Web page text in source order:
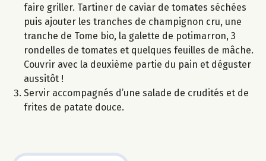
faire griller. Tartiner de caviar de tomates séchées
puis ajouter les tranches de champignon cru, une
tranche de Tome bio, la galette de potimarron, 3
rondelles de tomates et quelques feuilles de mâche.
Couvrir avec la deuxième partie du pain et déguster
aussitôt !
Servir accompagnés d’une salade de crudités et de
frites de patate douce.